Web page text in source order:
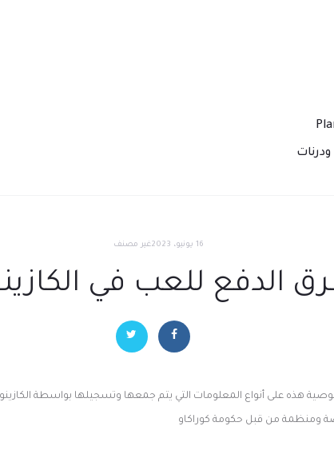
16 يونيو، 2023 غير مصنف
للعب في
هذه على أنواع المعلومات التي يتم جمعها وتسجيلها بواسطة
ومنظمة من قبل حكومة كوراكاو